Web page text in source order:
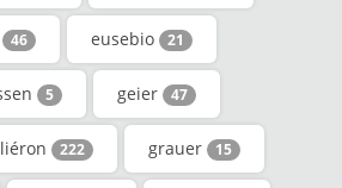
46 eusebio 21
5 geier 47
222 grauer 15